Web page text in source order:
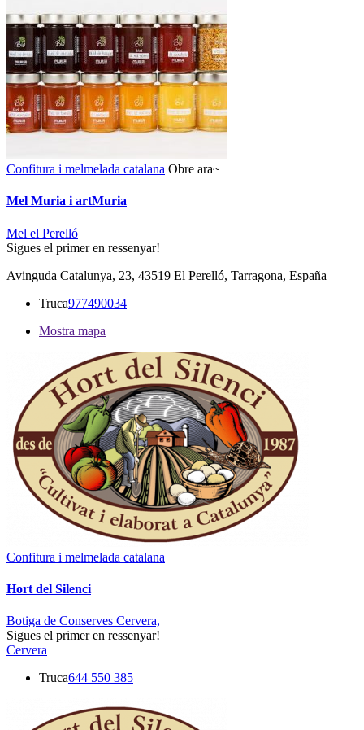
Confitura i melmelada catalana Obre ara~
Mel Muria i artMuria
Mel el Perelló
Sigues el primer en ressenyar!
Avinguda Catalunya, 23, 43519 El Perelló, Tarragona, España
Truca977490034
Mostra mapa
Confitura i melmelada catalana
Hort del Silenci
Botiga de Conserves Cervera,
Sigues el primer en ressenyar!
Cervera
Truca644 550 385